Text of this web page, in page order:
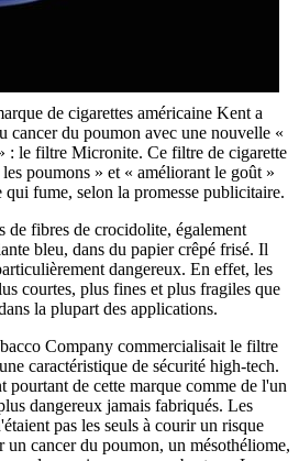
de cigarettes américaine Kent a
cancer du poumon avec une nouvelle «
: le filtre Micronite. Ce filtre de cigarette
poumons » et « améliorant le goût »
qui fume, selon la promesse publicitaire.
de fibres de crocidolite, également
bleu, dans du papier crêpé frisé. Il
dangereux. En effet, les
courtes, plus fines et plus fragiles que
la plupart des applications.
Company commercialisait le filtre
caractéristique de sécurité high-tech.
de cette marque comme de l'un
dangereux jamais fabriqués. Les
pas les seuls à courir un risque
un cancer du poumon, un mésothéliome,